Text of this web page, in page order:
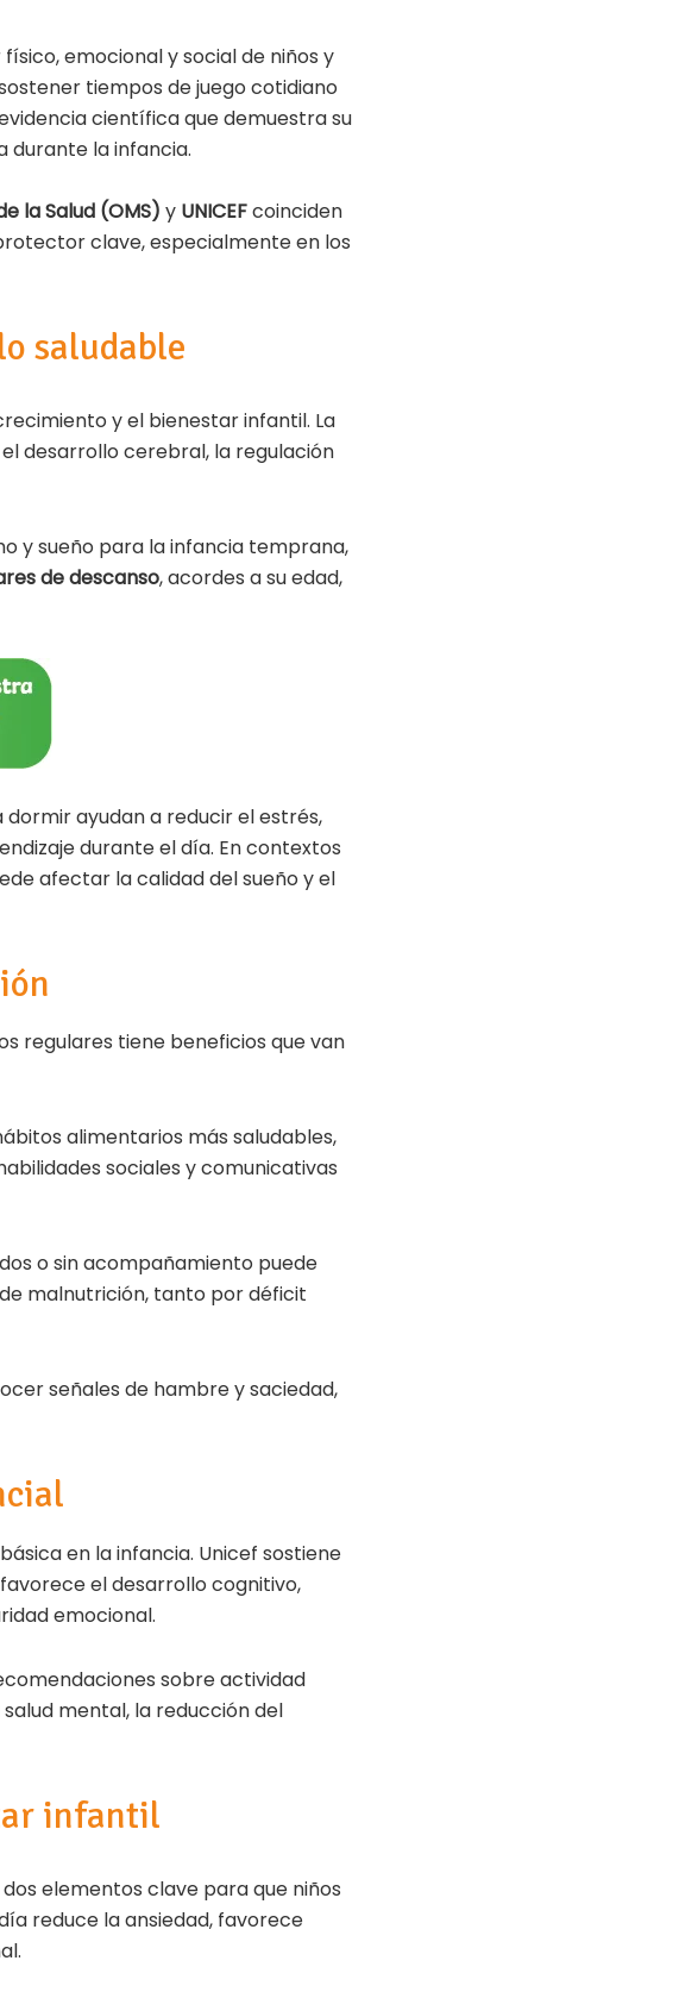
emocional y social de niños y
tiempos de juego cotidiano
científica que demuestra su
durante la infancia.
la Salud (OMS) y UNICEFcoinciden
clave, especialmente en los
saludable
y el bienestar infantil. La
desarrollo cerebral, la regulación
y sueño para la infancia temprana,
de descanso, acordes a su edad,
ayudan a reducir el estrés,
durante el día. En contextos
afectar la calidad del sueño y el
regulares tiene beneficios que van
alimentarios más saludables,
sociales y comunicativas
o sin acompañamiento puede
malnutrición, tanto por déficit
señales de hambre y saciedad,
en la infancia. Unicef sostiene
el desarrollo cognitivo,
emocional.
sobre actividad
mental, la reducción del
infantil
dos elementos clave para que niños
reduce la ansiedad, favorece